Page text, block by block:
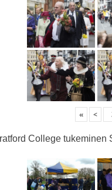
« <
College tukeminen